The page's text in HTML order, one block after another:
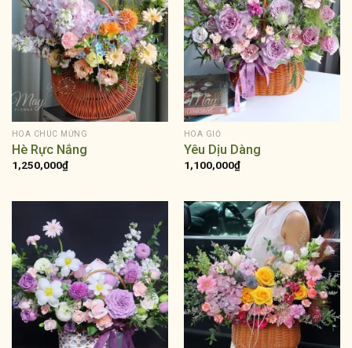
HOA CHÚC MỪNG
Hè Rực Nắng
1,250,000₫
HOA GIỎ
Yêu Dịu Dàng
1,100,000₫